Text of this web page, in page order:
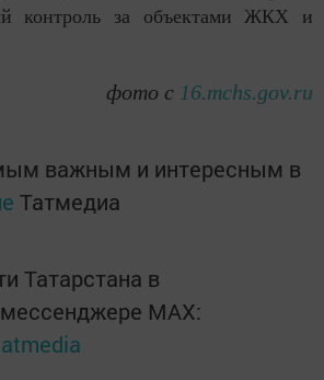
контроль за объектами ЖКХ и
фото с 16.mchs.gov.ru
важным и интересным в
Татмедиа
Татарстана в
MАХ: